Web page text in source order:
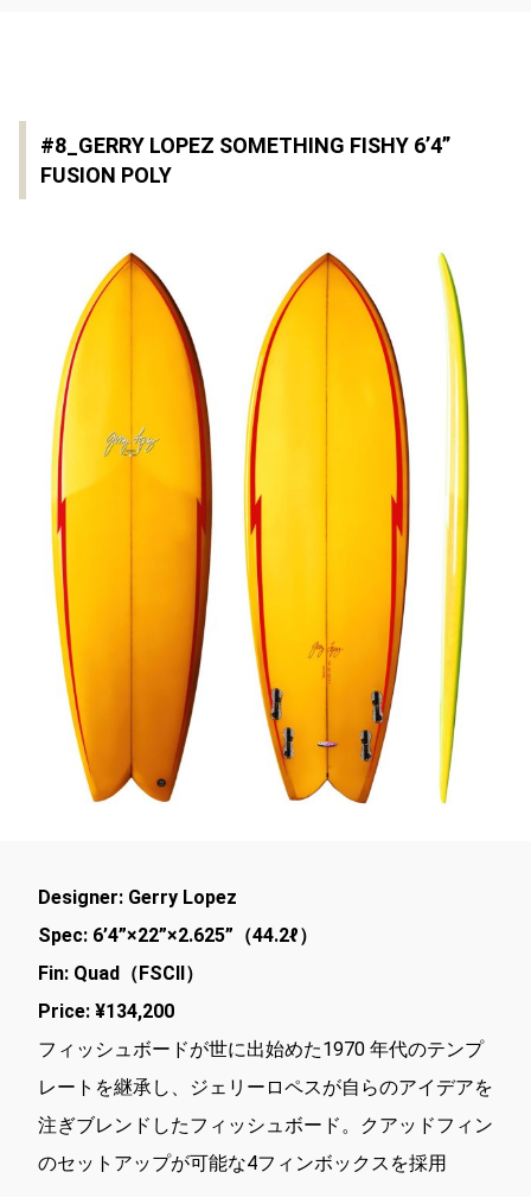
#8_GERRY LOPEZ SOMETHING FISHY 6’4”
FUSION POLY
Designer: Gerry Lopez
Spec: 6’4”×22”×2.625”（44.2ℓ）
Fin: Quad（FSCⅡ）
Price: ¥134,200
フィッシュボードが世に出始めた1970 年代のテンプ
レートを継承し、ジェリーロペスが自らのアイデアを
注ぎブレンドしたフィッシュボード。クアッドフィン
のセットアップが可能な4フィンボックスを採用